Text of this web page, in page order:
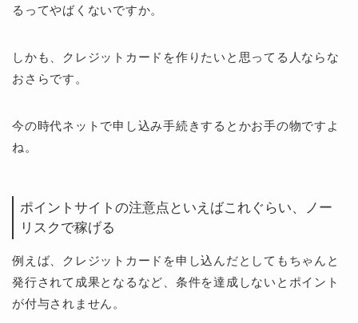
るってやばくないですか。
しかも、クレジットカードを作りたいと思ってる人ならな
おさらです。
今の時代ネットで申し込み手続きするとかお手の物ですよ
ね。
ポイントサイトの注意点といえばこれぐらい、ノー
リスクで稼げる
例えば、クレジットカードを申し込んだとしてもちゃんと
発行されて成果となるなど、条件を達成しないとポイント
が付与されません。